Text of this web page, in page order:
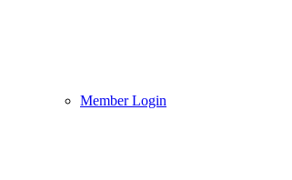
Member Login